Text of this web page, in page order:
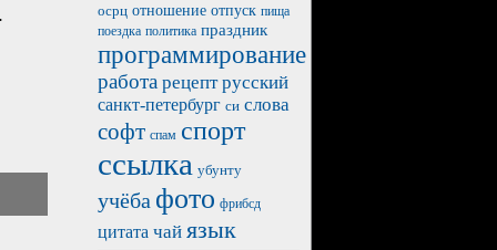
осрц отношение отпуск пища
поездка политика праздник
программирование
работа рецепт русский
санкт-петербург си слова
софт спам спорт
ссылка убунту
учёба фото фрибсд
цитата чай язык